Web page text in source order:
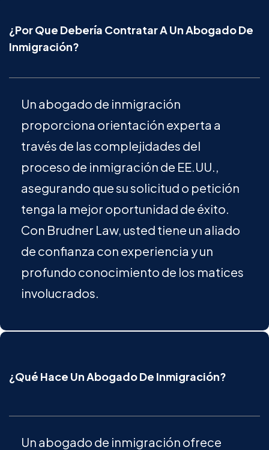
¿Por Que Debería Contratar A Un Abogado De
Inmigración?
Un abogado de inmigración
proporciona orientación experta a
través de las complejidades del
proceso de inmigración de EE.UU.,
asegurando que su solicitud o petición
tenga la mejor oportunidad de éxito.
Con Brudner Law, usted tiene un aliado
de confianza con experiencia y un
profundo conocimiento de los matices
involucrados.
¿Qué Hace Un Abogado De Inmigración?
Un abogado de inmigración ofrece